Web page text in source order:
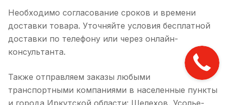
Необходимо согласование сроков и времени
доставки товара. Уточняйте условия бесплатной
доставки по телефону или через онлайн-
консультанта.
Также отправляем заказы любыми
транспортными компаниями в населенные пункты
и города Иркутской области: Шелехов, Усолье-